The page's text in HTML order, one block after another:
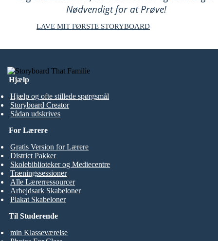
Nødvendigt for at Prøve!
LAVE MIT FØRSTE STORYBOARD
Hjælp
Hjælp og ofte stillede spørgsmål
Storyboard Creator
Sådan udskrives
Til Studerende
min Klasseværelse
For Lærere
Gratis Version for Lærere
District Pakker
Skolebiblioteker og Mediecentre
Træningssessioner
Alle Lærerressourcer
Arbejdsark Skabeloner
Plakat Skabeloner